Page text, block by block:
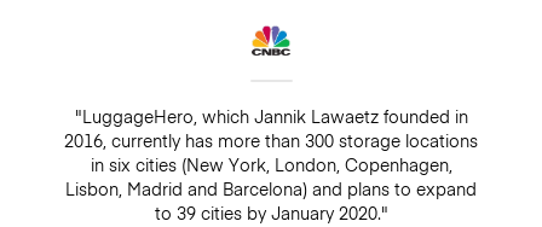
"LuggageHero, which Jannik Lawaetz founded in
2016, currently has more than 300 storage locations
in six cities (New York, London, Copenhagen,
Lisbon, Madrid and Barcelona) and plans to expand
to 39 cities by January 2020."